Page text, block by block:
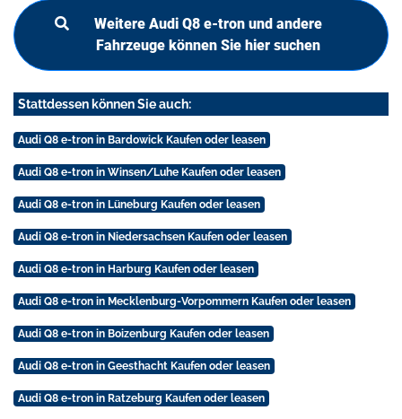
Weitere Audi Q8 e-tron und andere
Fahrzeuge können Sie hier suchen
Stattdessen können Sie auch:
Audi Q8 e-tron in Bardowick Kaufen oder leasen
Audi Q8 e-tron in Winsen/Luhe Kaufen oder leasen
Audi Q8 e-tron in Lüneburg Kaufen oder leasen
Audi Q8 e-tron in Niedersachsen Kaufen oder leasen
Audi Q8 e-tron in Harburg Kaufen oder leasen
Audi Q8 e-tron in Mecklenburg-Vorpommern Kaufen oder leasen
Audi Q8 e-tron in Boizenburg Kaufen oder leasen
Audi Q8 e-tron in Geesthacht Kaufen oder leasen
Audi Q8 e-tron in Ratzeburg Kaufen oder leasen